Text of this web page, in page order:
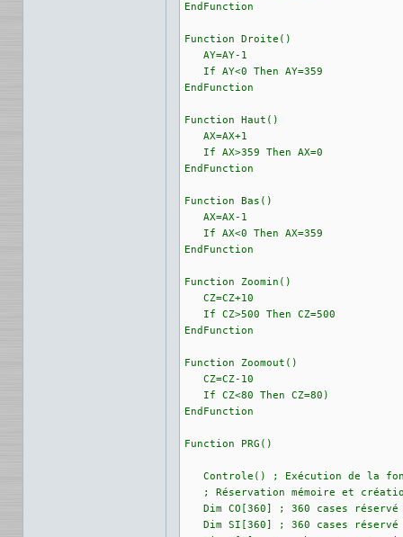
EndFunction
Function Droite()
   AY=AY-1
   If AY<0 Then AY=359
EndFunction
Function Haut()
   AX=AX+1
   If AX>359 Then AX=0
EndFunction
Function Bas()
   AX=AX-1
   If AX<0 Then AX=359
EndFunction
Function Zoomin()
   CZ=CZ+10
   If CZ>500 Then CZ=500
EndFunction
Function Zoomout()
   CZ=CZ-10
   If CZ<80 Then CZ=80)
EndFunction
Function PRG()
Controle() ; Exécution de la
; Réservation mémoire et
Dim CO[360] ; 360 cases
Dim SI[360] ; 360 cases